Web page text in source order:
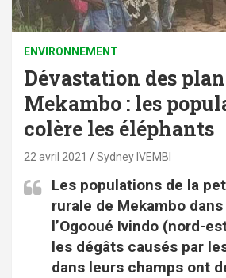
ENVIRONNEMENT
Dévastation des
Mekambo : les
colère les éléphants
22 avril 2021 Sydney IVEMBI
Les populations de la
rurale de Mekambo
l’Ogooué Ivindo (nord-
les dégâts causés par
dans leurs champs ont